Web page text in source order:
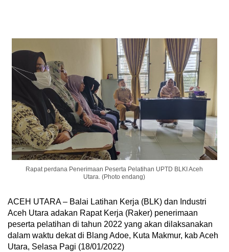
Rapat perdana Penerimaan Peserta Pelatihan UPTD BLKI Aceh
Utara. (Photo endang)
ACEH UTARA – Balai Latihan Kerja (BLK) dan Industri
Aceh Utara adakan Rapat Kerja (Raker) penerimaan
peserta pelatihan di tahun 2022 yang akan dilaksanakan
dalam waktu dekat di Blang Adoe, Kuta Makmur, kab Aceh
Utara, Selasa Pagi (18/01/2022)